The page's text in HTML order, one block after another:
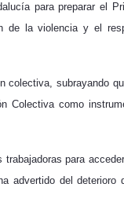
para preparar el
de la violencia y el
colectiva, subrayando
Colectiva como
para
advertido del deterioro